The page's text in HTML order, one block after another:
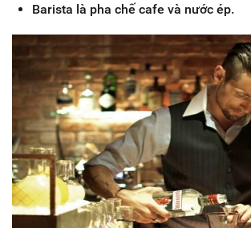
Barista là pha chế cafe và nước ép.